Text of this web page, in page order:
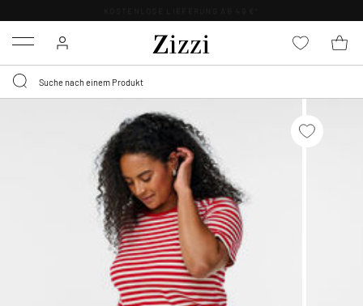
Menu